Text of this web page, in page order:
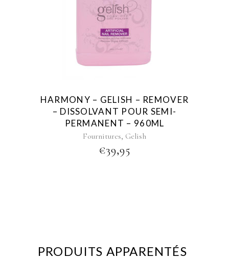
HARMONY – GELISH – REMOVER
– DISSOLVANT POUR SEMI-
PERMANENT – 960ML
Fournitures, Gelish
€39,95
PRODUITS APPARENTÉS